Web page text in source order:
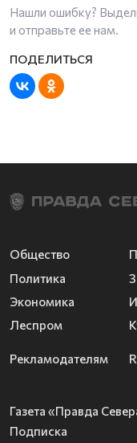
Нашли ошибку?
и отправьте ее нам.
Общество
Политика
Экономика
Леспром
Рекламодателям
Газета «Правда
Подписка